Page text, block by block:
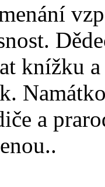
knížku
a